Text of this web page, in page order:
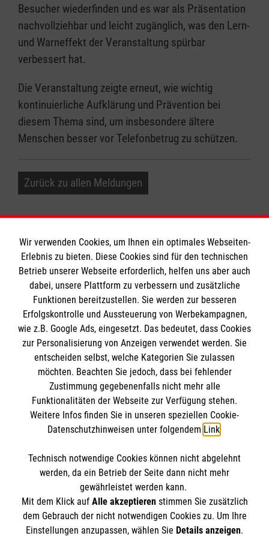
Besucher wiederfinden und es war als Präsentation
nachvollziehbar und leicht zugänglich, was den Lern-
und Warneffekt der Veranstaltung spürbar
verbessert hat.
Die Veranstaltung zeigte erneut, wie wichtig
kontinuierliche Aufklärung und Prävention bei
diesem Thema sind, um insbesondere ältere
Menschen besser vor Telefonbetrug zu schützen.
Zurück zu allen Meldungen
Informationen
Impressum
Datenschutz
Kontakt
Barrierefreiheit
Die Malteser
Malteser in Deutschland
Malteserorden
Sharepoint
Spendenkonto
IBAN: DE39 3706 0120 1201 2150 10
BIC: GENODED1PA7
Stichwort: Osnabrück
So finden Sie uns
Mercatorstraße 5
49080 Osnabrück
Der Malteser Hilfsdienst e.V. ist als eingetragene
Wir verwenden Cookies, um Ihnen ein optimales Webseiten-
Erlebnis zu bieten. Diese Cookies sind für den technischen
Betrieb unserer Webseite erforderlich, helfen uns aber auch
dabei, unsere Plattform zu verbessern und zusätzliche
Funktionen bereitzustellen. Sie werden zur besseren
Erfolgskontrolle und Aussteuerung von Werbekampagnen,
wie z.B. Google Ads, eingesetzt. Das bedeutet, dass Cookies
zur Personalisierung von Anzeigen verwendet werden. Sie
entscheiden selbst, welche Kategorien Sie zulassen
möchten. Beachten Sie jedoch, dass bei fehlender
Zustimmung gegebenenfalls nicht mehr alle
Funktionalitäten der Webseite zur Verfügung stehen.
Weitere Infos finden Sie in unseren speziellen Cookie-
Datenschutzhinweisen unter folgendem Link.
Technisch notwendige Cookies können nicht abgelehnt
werden, da ein Betrieb der Seite dann nicht mehr
gewährleistet werden kann.
Mit dem Klick auf Alle akzeptierenstimmen Sie zusätzlich
dem Gebrauch der nicht notwendigen Cookies zu. Um Ihre
Einstellungen anzupassen, wählen Sie Details anzeigen.